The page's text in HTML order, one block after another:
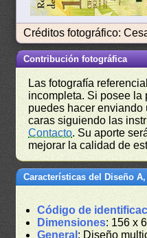
Créditos fotográfico:
Contribución fotográfica
Las fotografía
incompleta. Si posee la
puedes hacer enviando
caras siguiendo las
Contacto. Su aporte
mejorar la calidad de
Características del Diseño
Código de
Dimensiones: 156 x
General : Diseño